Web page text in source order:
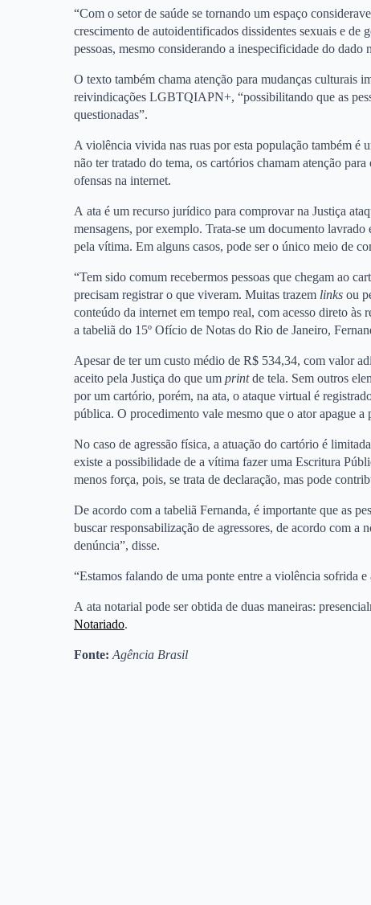
“Com o setor de saúde se tornando um espaço
crescimento de autoidentificados dissidentes sexuais e de
pessoas, mesmo considerando a inespecificidade do
O texto também chama atenção para mudanças culturais
reivindicações LGBTQIAPN+, “possibilitando que as
questionadas”.
A violência vivida nas ruas por esta população também é
não ter tratado do tema, os cartórios chamam atenção
ofensas na internet.
A ata é um recurso jurídico para comprovar na Justiça
mensagens, por exemplo. Trata-se um documento
pela vítima. Em alguns casos, pode ser o único meio de
“Tem sido comum recebermos pessoas que chegam ao
precisam registrar o que viveram. Muitas trazem links ou
conteúdo da internet em tempo real, com acesso direto às
a tabeliã do 15º Ofício de Notas do Rio de Janeiro,
Apesar de ter um custo médio de R$ 534,34, com valor
aceito pela Justiça do que um printde tela. Sem outros
por um cartório, porém, na ata, o ataque virtual é
pública. O procedimento vale mesmo que o ator apague a
No caso de agressão física, a atuação do cartório é
existe a possibilidade de a vítima fazer uma Escritura
menos força, pois, se trata de declaração, mas pode
De acordo com a tabeliã Fernanda, é importante que as
buscar responsabilização de agressores, de acordo com
denúncia”, disse.
“Estamos falando de uma ponte entre a violência sofrida
A ata notarial pode ser obtida de duas maneiras:
Notariado.
Fonte: Agência Brasil